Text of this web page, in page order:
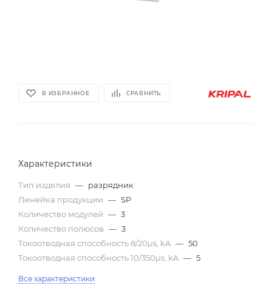
В ИЗБРАННОЕ СРАВНИТЬ
Характеристики
Тип изделия — разрядник
Линейка продукции — SP
Количество модулей — 3
Количество полюсов — 3
Токоотводная способность 8/20µs, kA — 50
Токоотводная способность 10/350µs, kA — 5
Все характеристики